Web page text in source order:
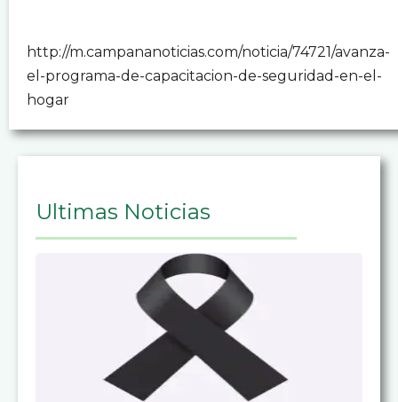
http://m.campananoticias.com/noticia/74721/avanza-
el-programa-de-capacitacion-de-seguridad-en-el-
hogar
Ultimas Noticias